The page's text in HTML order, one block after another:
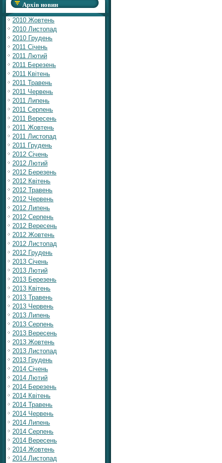
Архів новин
2010 Жовтень
2010 Листопад
2010 Грудень
2011 Січень
2011 Лютий
2011 Березень
2011 Квітень
2011 Травень
2011 Червень
2011 Липень
2011 Серпень
2011 Вересень
2011 Жовтень
2011 Листопад
2011 Грудень
2012 Січень
2012 Лютий
2012 Березень
2012 Квітень
2012 Травень
2012 Червень
2012 Липень
2012 Серпень
2012 Вересень
2012 Жовтень
2012 Листопад
2012 Грудень
2013 Січень
2013 Лютий
2013 Березень
2013 Квітень
2013 Травень
2013 Червень
2013 Липень
2013 Серпень
2013 Вересень
2013 Жовтень
2013 Листопад
2013 Грудень
2014 Січень
2014 Лютий
2014 Березень
2014 Квітень
2014 Травень
2014 Червень
2014 Липень
2014 Серпень
2014 Вересень
2014 Жовтень
2014 Листопад